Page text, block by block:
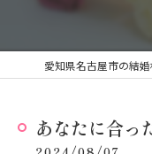
あなたに合っ